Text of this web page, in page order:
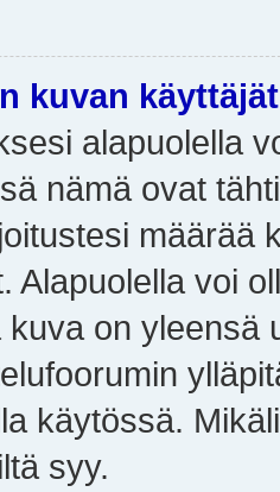
kuvan
alapuolella
nämä ovat
määrää
Alapuolella voi
kuva on yleensä
käytössä.
syy.